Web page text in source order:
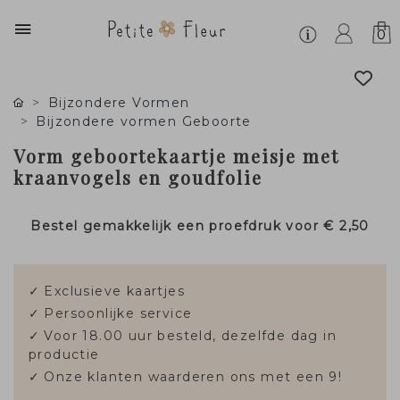
0
Bijzondere Vormen
Bijzondere vormen Geboorte
Vorm geboortekaartje meisje met
kraanvogels en goudfolie
Bestel gemakkelijk een proefdruk voor€ 2,50
✓ Exclusieve kaartjes
✓ Persoonlijke service
✓ Voor 18.00 uur besteld, dezelfde dag in
productie
✓ Onze klanten waarderen ons met een 9!